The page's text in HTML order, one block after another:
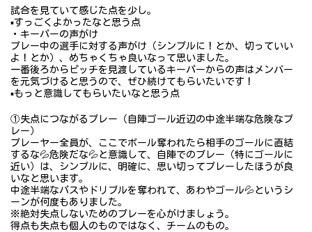
試合を見ていて感じた点を少し。
▪️すっごくよかったなと思う点
・キーパーの声がけ
プレー中の選手に対する声がけ（シンプルに！とか、切っていい
よ！とか）、めちゃくちゃ良いなって思いました。
一番後ろからピッチを見渡しているキーパーからの声はメンバー
を元気づけると思うので、ぜひ続けてもらいたいです！
▪️もっと意識してもらいたいなと思う点
①失点につながるプレー（自陣ゴール近辺の中途半端な危険なプ
レー）
プレーヤー全員が、ここでボール奪われたら相手のゴールに直結
するな💦危険だな💦と意識して、自陣でのプレー（特にゴールに
近い）は、シンプルに、明確に、思い切ってプレーしたほうが良
いなと思います。
中途半端なパスやドリブルを奪われて、あわやゴール💦というシ
ーンが何度もありました。
※絶対失点しないためのプレーを心がけましょう。
得点も失点も個人のものではなく、チームのもの。